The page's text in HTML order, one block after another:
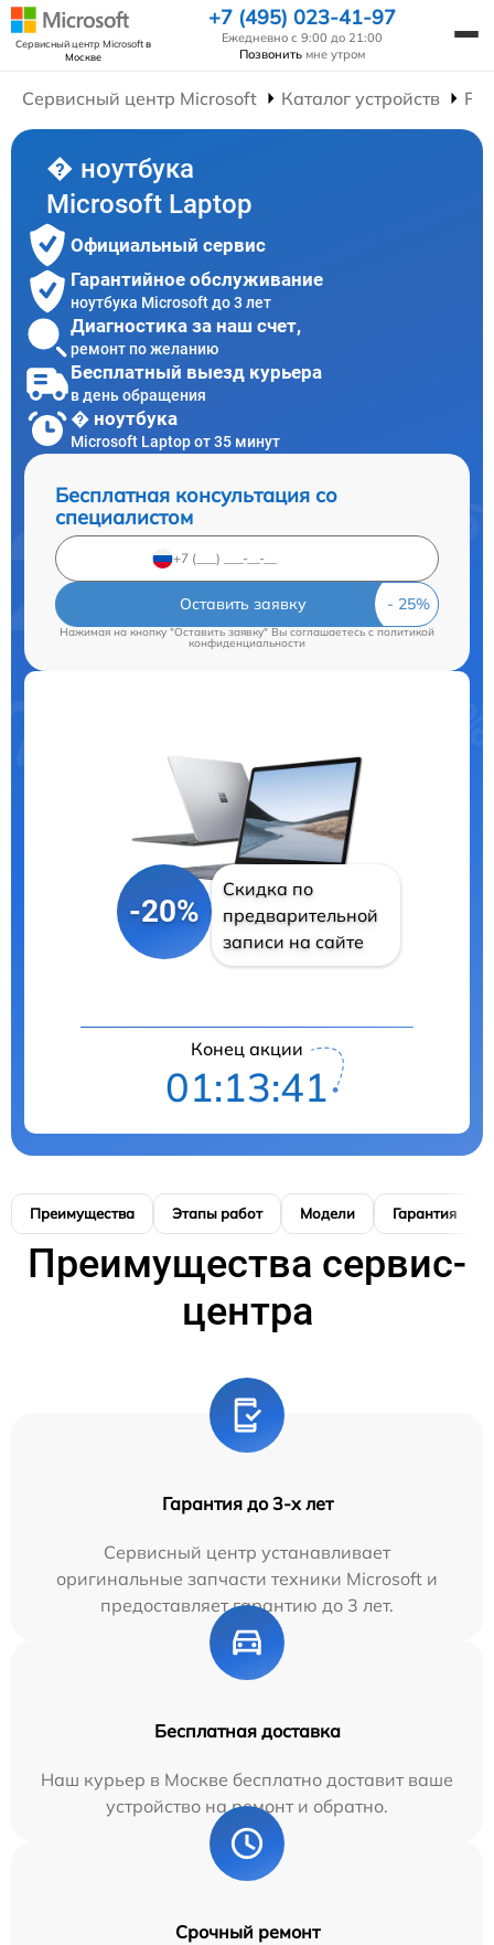
Сервисный центр Microsoftв
Москве
+7 (495) 023-41-97
Ежедневно с 9:00 до 21:00
Позвонить мне утром
Сервисный центр Microsoft Каталог устройств
� ноутбука
Microsoft Laptop
Официальный сервис
Гарантийное обслуживание
ноутбука Microsoft до 3 лет
Диагностика за наш счет,
ремонт по желанию
Бесплатный выезд курьера
в день обращения
� ноутбука
Microsoft Laptop от 35 минут
Бесплатная консультация со
специалистом
Оставить заявку
Нажимая на кнопку "Оставить заявку" Вы соглашаетесь cполитикой
конфиденциальности
-20%
Скидка по
предварительной
записи на сайте
Конец акции
01:13:40
Преимущества Этапы работ Модели Гарантия
Преимущества сервис-
центра
Гарантия до 3-х лет
Сервисный центр устанавливает
оригинальные запчасти техники Microsoft и
предоставляет гарантию до 3 лет.
Бесплатная доставка
Наш курьер в Москве бесплатно доставит ваше
устройство на ремонт и обратно.
Срочный ремонт